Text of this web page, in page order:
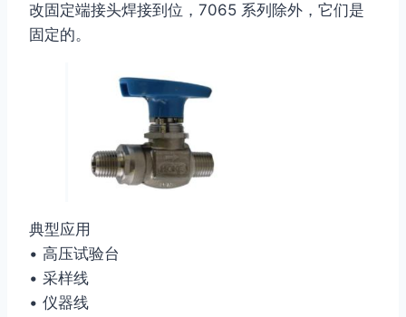
改固定端接头焊接到位，7065 系列除外，它们是
固定的。
典型应用
• 高压试验台
• 采样线
• 仪器线